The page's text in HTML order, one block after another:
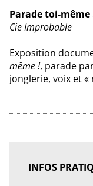
Parade toi-même
Cie Improbable
Exposition
même !, parade
jonglerie, voix et «
INFOS